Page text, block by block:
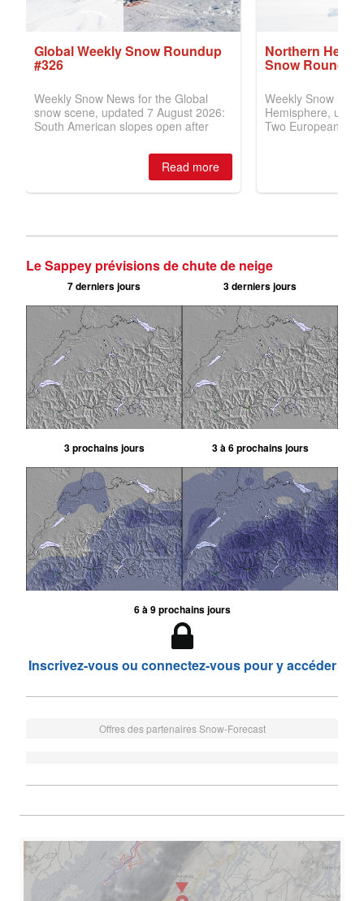
Le Sappey prévisions de chute de neige
7 derniers jours 3 derniers jours
3 prochains jours 3 à 6 prochains jours
6 à 9 prochains jours
Inscrivez-vous ou connectez-vous pour y accéder
Offres des partenaires Snow-Forecast